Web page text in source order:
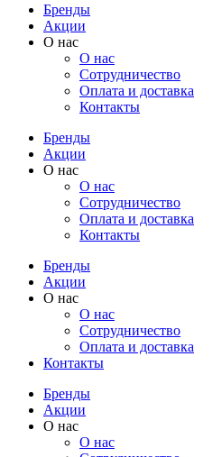
Бренды
Акции
О нас
О нас
Cотрудничество
Оплата и доставка
Контакты
Бренды
Акции
О нас
О нас
Cотрудничество
Оплата и доставка
Контакты
Бренды
Акции
О нас
О нас
Cотрудничество
Оплата и доставка
Контакты
Бренды
Акции
О нас
О нас